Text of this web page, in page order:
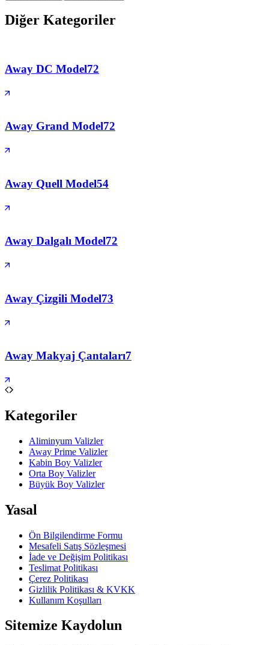
Diğer Kategoriler
Away DC Model72
Away Grand Model72
Away Quell Model54
Away Dalgalı Model72
Away Çizgili Model73
Away Makyaj Çantaları7
Kategoriler
Aliminyum Valizler
Away Prime Valizler
Kabin Boy Valizler
Orta Boy Valizler
Büyük Boy Valizler
Yasal
Ön Bilgilendirme Formu
Mesafeli Satış Sözleşmesi
İade ve Değişim Politikası
Teslimat Politikası
Çerez Politikası
Gizlilik Politikası & KVKK
Kullanım Koşulları
Sitemize Kaydolun